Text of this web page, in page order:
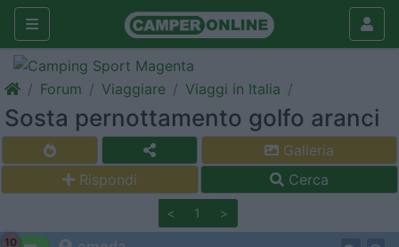
Forum Viaggiare Viaggi in Italia
Sosta pernottamento golfo aranci
Galleria
Rispondi
Cerca
< 1 >
10